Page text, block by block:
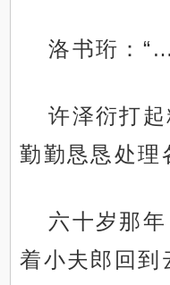
洛书珩：
许泽衍打
勤勤恳恳处理
六十岁那
着小夫郎回到